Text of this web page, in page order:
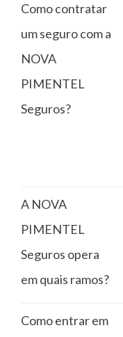
Como contratar
um seguro com a
NOVA
PIMENTEL
Seguros?
A NOVA
PIMENTEL
Seguros opera
em quais ramos?
Como entrar em